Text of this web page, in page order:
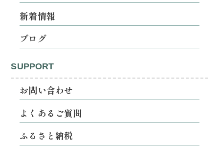
新着情報
ブログ
SUPPORT
お問い合わせ
よくあるご質問
ふるさと納税